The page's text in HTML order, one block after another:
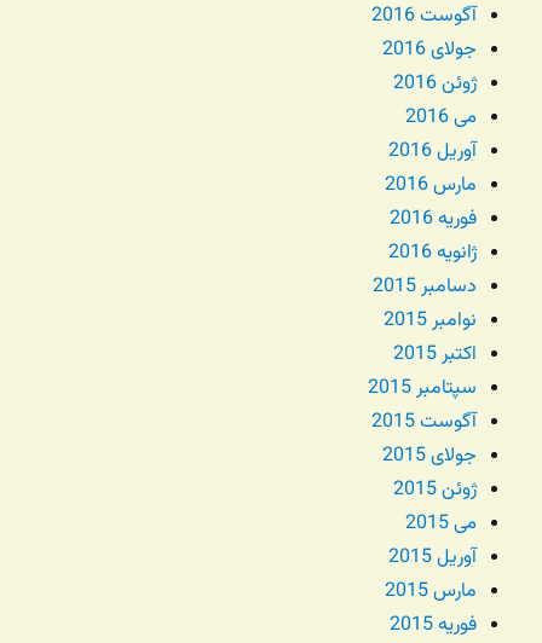
آگوست 2016
جولای 2016
ژوئن 2016
می 2016
آوریل 2016
مارس 2016
فوریه 2016
ژانویه 2016
دسامبر 2015
نوامبر 2015
اکتبر 2015
سپتامبر 2015
آگوست 2015
جولای 2015
ژوئن 2015
می 2015
آوریل 2015
مارس 2015
فوریه 2015